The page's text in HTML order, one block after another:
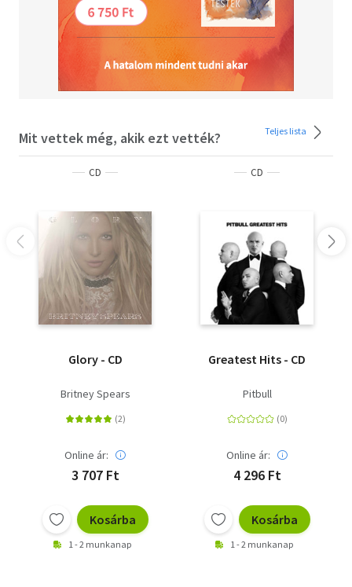
Mit vettek még, akik ezt vették? Teljes lista
CD
Glory - CD
Britney Spears
Online ár:
3 707 Ft
Kosárba
1 - 2 munkanap
CD
Greatest Hits - CD
Pitbull
Online ár:
4 296 Ft
Kosárba
1 - 2 munkanap